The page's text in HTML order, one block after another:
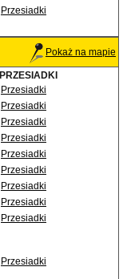
Przesiadki
Pokaż na mapie
PRZESIADKI
Przesiadki
Przesiadki
Przesiadki
Przesiadki
Przesiadki
Przesiadki
Przesiadki
Przesiadki
Przesiadki
Przesiadki